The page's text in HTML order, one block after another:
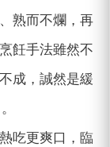
熟而不爛，再
飪手法雖然不
成，誠然是緩
吃更爽口，臨